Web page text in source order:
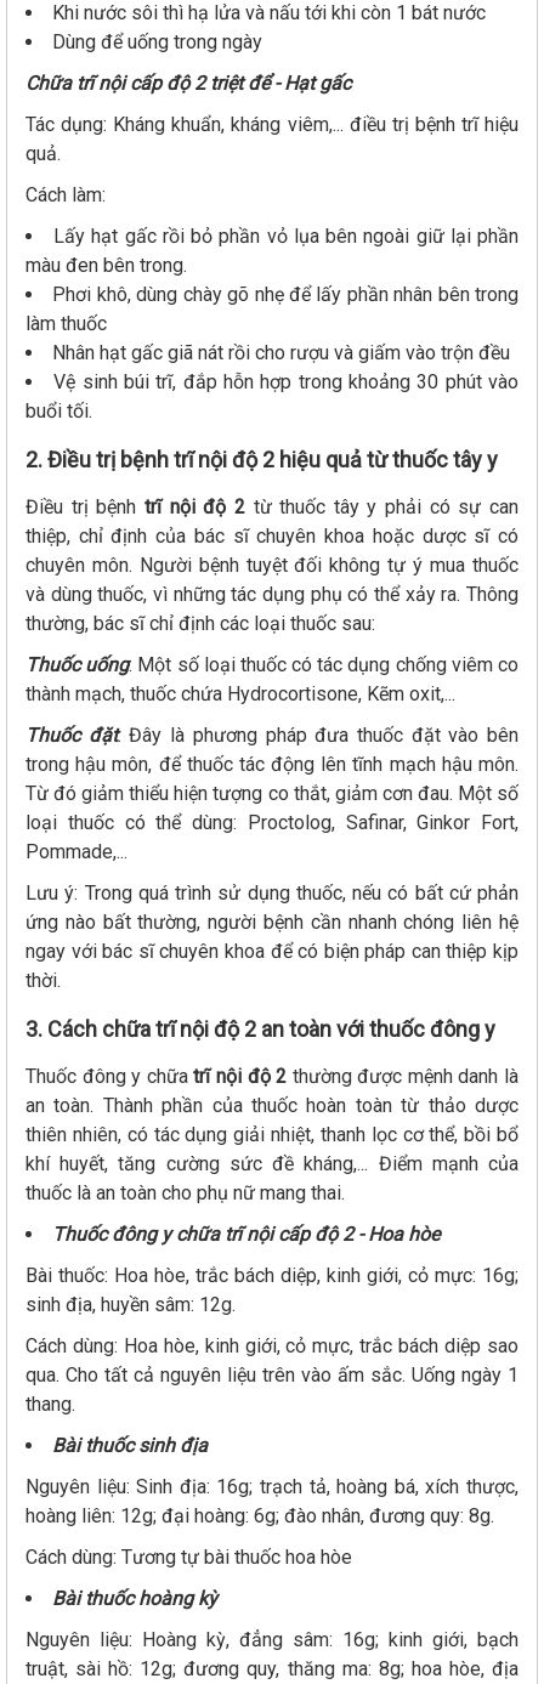
Khi nước sôi thì hạ lửa và nấu tới khi còn 1 bát nước
Dùng để uống trong ngày
Chữa trĩ nội cấp độ 2 triệt để - Hạt gấc
Tác dụng: Kháng khuẩn, kháng viêm,... điều trị bệnh trĩ hiệu
quả.
Cách làm:
Lấy hạt gấc rồi bỏ phần vỏ lụa bên ngoài giữ lại phần
màu đen bên trong.
Phơi khô, dùng chày gõ nhẹ để lấy phần nhân bên trong
làm thuốc
Nhân hạt gấc giã nát rồi cho rượu và giấm vào trộn đều
Vệ sinh búi trĩ, đắp hỗn hợp trong khoảng 30 phút vào
buổi tối.
2. Điều trị bệnh trĩ nội độ 2 hiệu quả từ thuốc tây y
Điều trị bệnh trĩ nội độ 2từ thuốc tây y phải có sự can
thiệp, chỉ định của bác sĩ chuyên khoa hoặc dược sĩ có
chuyên môn. Người bệnh tuyệt đối không tự ý mua thuốc
và dùng thuốc, vì những tác dụng phụ có thể xảy ra. Thông
thường, bác sĩ chỉ định các loại thuốc sau:
Thuốc uống: Một số loại thuốc có tác dụng chống viêm co
thành mạch, thuốc chứa Hydrocortisone, Kẽm oxit,...
Thuốc đặt: Đây là phương pháp đưa thuốc đặt vào bên
trong hậu môn, để thuốc tác động lên tĩnh mạch hậu môn.
Từ đó giảm thiểu hiện tượng co thắt, giảm cơn đau. Một số
loại thuốc có thể dùng: Proctolog, Safinar, Ginkor Fort,
Pommade,...
Lưu ý: Trong quá trình sử dụng thuốc, nếu có bất cứ phản
ứng nào bất thường, người bệnh cần nhanh chóng liên hệ
ngay với bác sĩ chuyên khoa để có biện pháp can thiệp kịp
thời.
3. Cách chữa trĩ nội độ 2 an toàn với thuốc đông y
Thuốc đông y chữatrĩ nội độ 2 thường được mệnh danh là
an toàn. Thành phần của thuốc hoàn toàn từ thảo dược
thiên nhiên, có tác dụng giải nhiệt, thanh lọc cơ thể, bồi bổ
khí huyết, tăng cường sức đề kháng,... Điểm mạnh của
thuốc là an toàn cho phụ nữ mang thai.
Thuốc đông y chữa trĩ nội cấp độ 2 - Hoa hòe
Bài thuốc: Hoa hòe, trắc bách diệp, kinh giới, cỏ mực: 16g;
sinh địa, huyền sâm: 12g.
Cách dùng: Hoa hòe, kinh giới, cỏ mực, trắc bách diệp sao
qua. Cho tất cả nguyên liệu trên vào ấm sắc. Uống ngày 1
thang.
Bài thuốc sinh địa
Nguyên liệu: Sinh địa: 16g; trạch tả, hoàng bá, xích thược,
hoàng liên: 12g; đại hoàng: 6g; đào nhân, đương quy: 8g.
Cách dùng: Tương tự bài thuốc hoa hòe
Bài thuốc hoàng kỳ
Nguyên liệu: Hoàng kỳ, đẳng sâm: 16g; kinh giới, bạch
truật, sài hồ: 12g; đương quy, thăng ma: 8g; hoa hòe, địa